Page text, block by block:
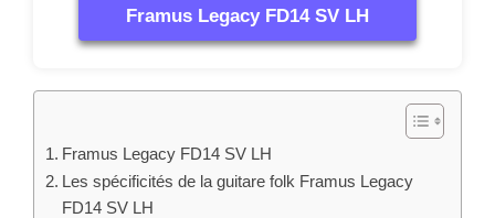
Framus Legacy FD14 SV LH
Framus Legacy FD14 SV LH
Les spécificités de la guitare folk Framus Legacy
FD14 SV LH